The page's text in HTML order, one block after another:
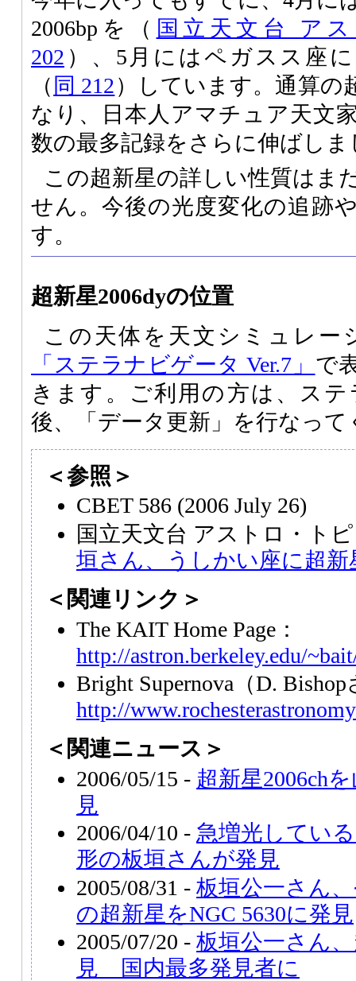
2006bpを（ 国立天文台 ア
202 ）、5月にはペガスス座に
（ 同 212）しています。通算の
なり、日本人アマチュア天文
数の最多記録をさらに伸ばしま
この超新星の詳しい性質はま
せん。今後の光度変化の追跡
す。
超新星2006dyの位置
この天体を天文シミュレー
「ステラナビゲータ Ver.7」 で
きます。ご利用の方は、ス
後、「データ更新」を行なって
＜参照＞
CBET 586 (2006 July 26)
国立天文台 アストロ・ト
垣さん、うしかい座に超新
＜関連リンク＞
The KAIT Home Page：
http://astron.berkeley.edu/
Bright Supernova（D.
http://
＜関連ニュース＞
2006/05/15 - 超新星2006ch
見
2006/04/10 - 急増光してい
形の板垣さんが発見
2005/08/31 - 板垣公一さん
の超新星をNGC 5630に発見
2005/07/20 - 板垣公一さん
見 国内最多発見者に